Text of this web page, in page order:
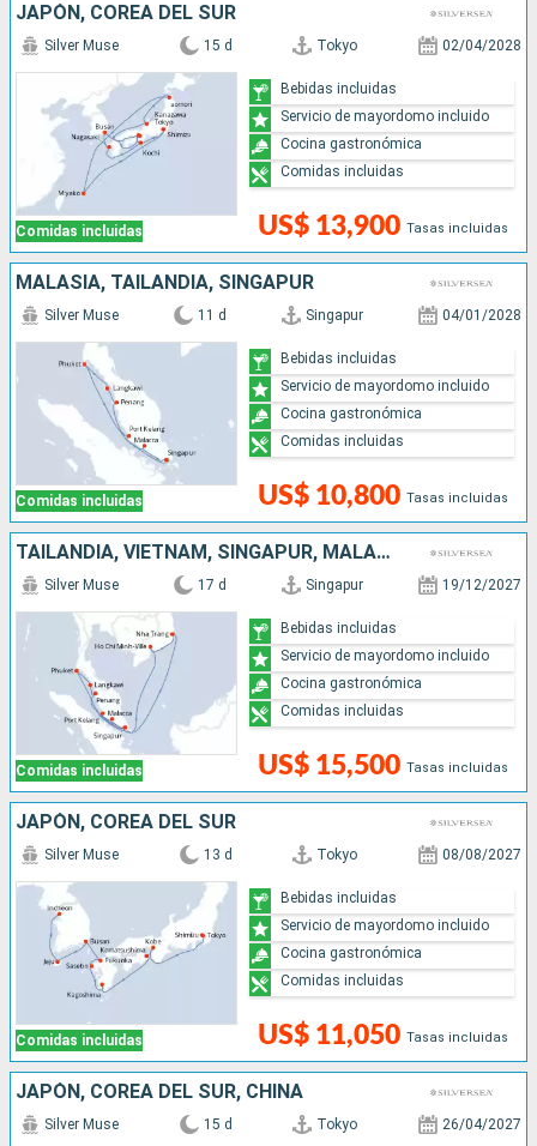
JAPÓN, COREA DEL SUR
Comidas incluidas
Silver Muse 15 d Tokyo 02/04/2028
US$ 13,900 Tasas incluidas
Bebidas incluidas
Servicio de mayordomo incluido
Cocina gastronómica
Comidas incluidas
MALASIA, TAILANDIA, SINGAPUR
Comidas incluidas
Silver Muse 11 d Singapur 04/01/2028
US$ 10,800 Tasas incluidas
Bebidas incluidas
Servicio de mayordomo incluido
Cocina gastronómica
Comidas incluidas
TAILANDIA, VIETNAM, SINGAPUR, MALASIA
Comidas incluidas
Silver Muse 17 d Singapur 19/12/2027
US$ 15,500 Tasas incluidas
Bebidas incluidas
Servicio de mayordomo incluido
Cocina gastronómica
Comidas incluidas
JAPÓN, COREA DEL SUR
Comidas incluidas
Silver Muse 13 d Tokyo 08/08/2027
US$ 11,050 Tasas incluidas
Bebidas incluidas
Servicio de mayordomo incluido
Cocina gastronómica
Comidas incluidas
JAPÓN, COREA DEL SUR, CHINA
Silver Muse 15 d Tokyo 26/04/2027